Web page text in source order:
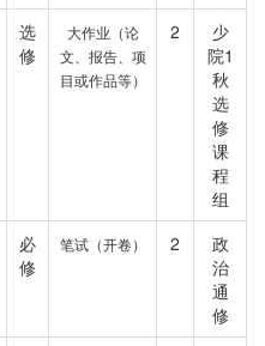
选
修
大作业（论
文、报告、项
目或作品等）
2
少
院1
秋
选
修
课
程
组
必
修
笔试（开卷） 2
政
治
通
修